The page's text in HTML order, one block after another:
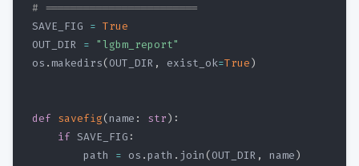
# ========================
SAVE_FIG = True
OUT_DIR = "lgbm_report"
os .makedirs(OUT_DIR , exist_ok=True)
def savefig(name : str) :
if SAVE_FIG :
        path
= os .path . join(OUT_DIR , name)